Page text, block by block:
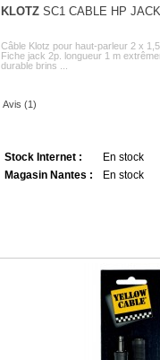
KLOTZ SC1 CABLE HP
Câble Klotz pour haut-parleur 2 x
Fiche jack 2p. longueur 1 m
durable brins ...
Avis (1)
Stock Internet :
En stock
Magasin Nantes :
En stock